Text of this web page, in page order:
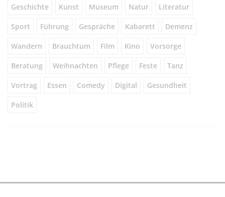
Geschichte Kunst Museum Natur Literatur
Sport Führung Gespräche Kabarett Demenz
Wandern Brauchtum Film Kino Vorsorge
Beratung Weihnachten Pflege Feste Tanz
Vortrag Essen Comedy Digital Gesundheit
Politik